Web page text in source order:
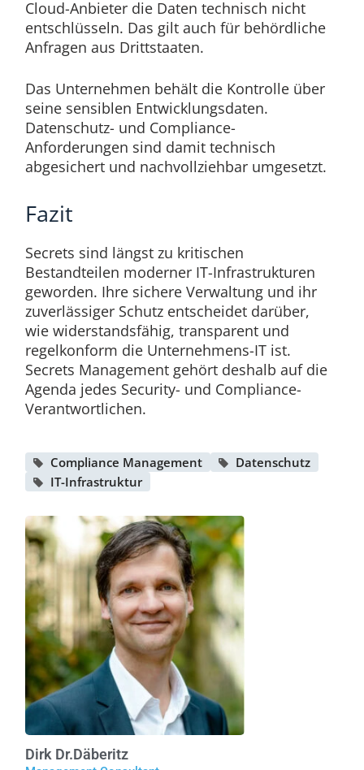
Cloud-Anbieter die Daten technisch nicht
entschlüsseln. Das gilt auch für behördliche
Anfragen aus Drittstaaten.
Das Unternehmen behält die Kontrolle über
seine sensiblen Entwicklungsdaten.
Datenschutz- und Compliance-
Anforderungen sind damit technisch
abgesichert und nachvollziehbar umgesetzt.
Fazit
Secrets sind längst zu kritischen
Bestandteilen moderner IT-Infrastrukturen
geworden. Ihre sichere Verwaltung und ihr
zuverlässiger Schutz entscheidet darüber,
wie widerstandsfähig, transparent und
regelkonform die Unternehmens-IT ist.
Secrets Management gehört deshalb auf die
Agenda jedes Security- und Compliance-
Verantwortlichen.
Compliance Management
Datenschutz
IT-Infrastruktur
Dirk Dr.Däberitz